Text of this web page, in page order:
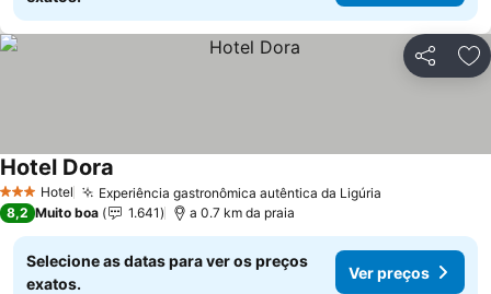
Partilhar
3 EstrelasHotel Experiência gastronômica autêntica da Ligúria
Hotel Dora
8,2 Muito boa 1.641 a 0.7 km da praia
Selecione as datas para ver os preços
exatos.
Ver preços